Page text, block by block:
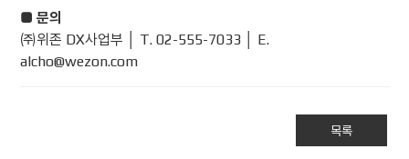
■ 문의
㈜위존 DX사업부 │ T. 02-555-7033 │ E.
alcho@wezon.com
목록